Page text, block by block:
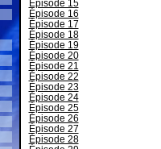
Épisode 15
Épisode 16
Épisode 17
Épisode 18
Épisode 19
Épisode 20
Épisode 21
Épisode 22
Épisode 23
Épisode 24
Épisode 25
Épisode 26
Épisode 27
Épisode 28